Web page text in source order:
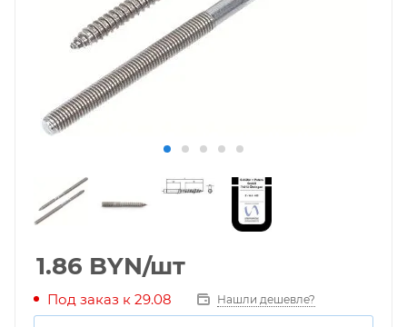
1.86 BYN/шт
Под заказ к 29.08 Нашли дешевле?